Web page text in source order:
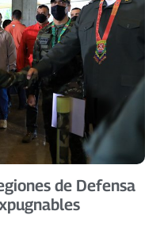
de Defensa